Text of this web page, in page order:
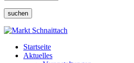
suchen
Startseite
Aktuelles